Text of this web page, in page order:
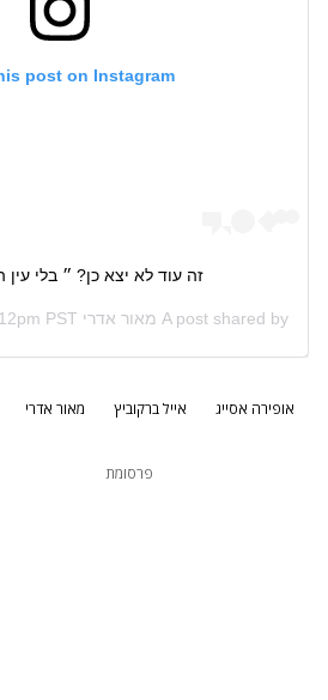
post on Instagram
זה עוד לא יצא כן? ״ בלי עין
A post shared by מאור אדרי Maor Edri PST
אופירה אסייג אייל ברקוביץ מאור אדרי
פרסומת